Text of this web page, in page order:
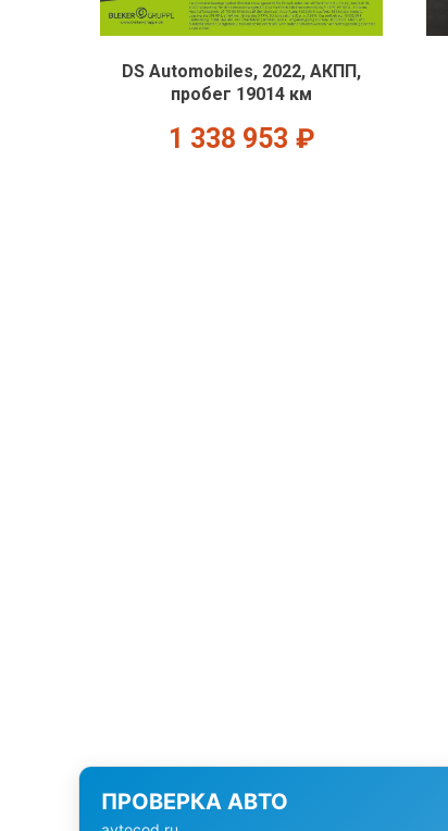
DS Automobiles, 2022, АКПП,
пробег 19014 км
1 338 953 ₽
ПРОВЕРКА АВТО